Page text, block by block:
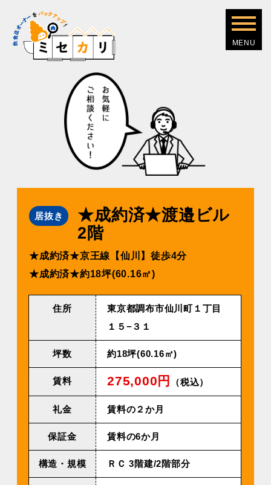
居抜き
★成約済★渡邉ビル
2階
★成約済★京王線【仙川】徒歩4分
★成約済★約18坪(60.16㎡)
住所
東京都調布市仙川町１丁目
１５−３１
坪数 約18坪(60.16㎡)
賃料 275,000円 （税込）
礼金 賃料の２か月
保証金 賃料の6か月
構造・規模 ＲＣ 3階建/2階部分